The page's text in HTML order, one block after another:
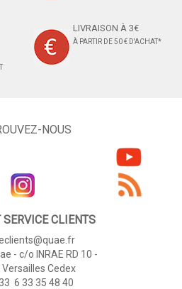
LIVRAISON À 3€
À PARTIR DE 50 € D'ACHAT*
NOUS
SERVICE CLIENTS
- c/o INRAE RD 10 -
Cedex
6 33 35 48 40